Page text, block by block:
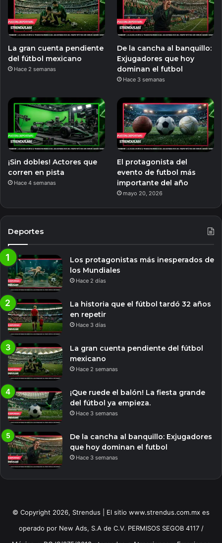
La gran cuenta pendiente
del fútbol mexicano
Hace 2 semanas
De la cancha al banquillo:
Exjugadores que hoy
dominan el futbol
Hace 3 semanas
¡Sin dobles! Actores que
corren en pista
Hace 4 semanas
El protagonista del
evento de futbol más
importante del año
mayo 20, 2026
Deportes
Los protagonistas más inesperados de
los Mundiales
Hace 2 días
La historia que el fútbol tardó 32 años
en repetir
Hace 3 días
La gran cuenta pendiente del fútbol
mexicano
Hace 2 semanas
¡Que ruede el balón! La fiesta grande
del fútbol ya empieza.
Hace 3 semanas
De la cancha al banquillo: Exjugadores
que hoy dominan el futbol
Hace 3 semanas
© Copyright 2026, Strendus | El sitio www.strendus.com.mx es
operado por New Ads, S.A de C.V. PERMISOS SEGOB 4117 /